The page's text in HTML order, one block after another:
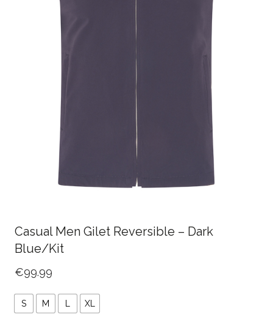
Casual Men Gilet Reversible – Dark
Blue/Kit
€99.99
S M XL